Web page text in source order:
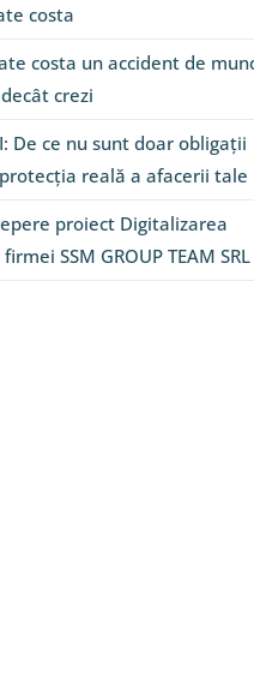
costa
costa un accident de
crezi
De ce nu sunt doar obligații
reală a afacerii tale
proiect Digitalizarea
SSM GROUP TEAM SRL